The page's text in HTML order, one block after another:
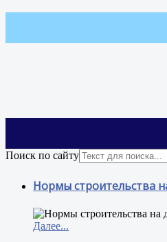
Поиск по сайту
Нормы строительства
Далее...